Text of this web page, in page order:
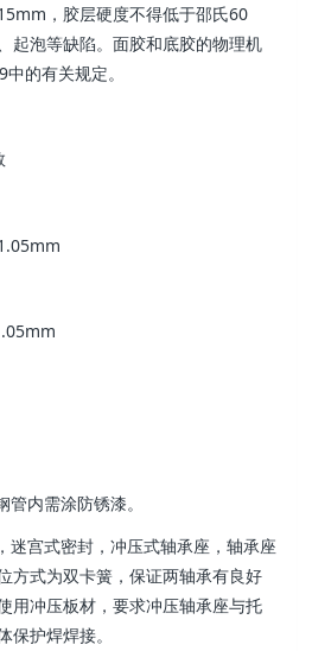
，胶层硬度不得低于邵氏60
起泡等缺陷。面胶和底胶的物理机
的有关规定。
内需涂防锈漆。
迷宫式密封，冲压式轴承座，轴承座
方式为双卡簧，保证两轴承有良好
用冲压板材，要求冲压轴承座与托
保护焊焊接。